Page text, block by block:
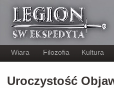
Wiara Filozofia Kultura
Uroczystość